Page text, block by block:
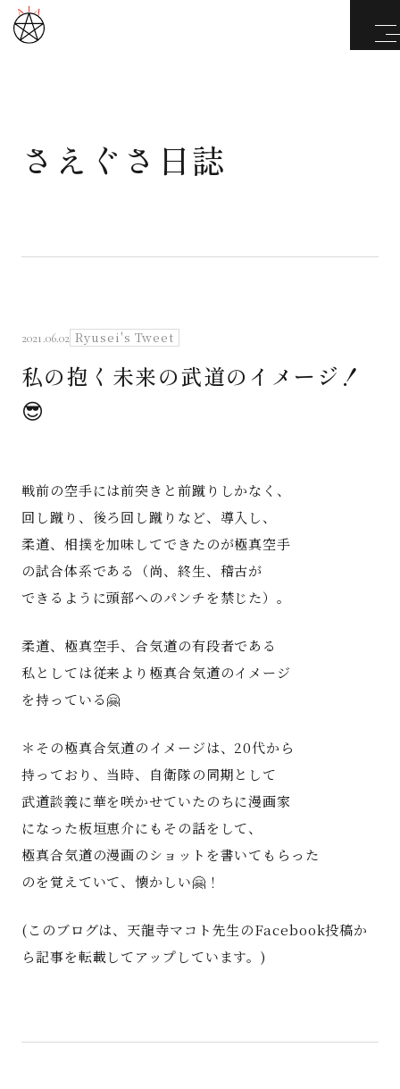
武道と医道
さえぐさ日誌
映像庫
Godo AIAとは
お知らせ
特定商取引法に基づく表記
さえぐさ日誌
2021.06.02 Ryusei's Tweet
私の抱く未来の武道のイメージ！
😎
戦前の空手には前突きと前蹴りしかなく、
回し蹴り、後ろ回し蹴りなど、導入し、
柔道、相撲を加味してできたのが極真空手
の試合体系である（尚、終生、稽古が
できるように頭部へのパンチを禁じた）。
柔道、極真空手、合気道の有段者である
私としては従来より極真合気道のイメージ
を持っている🤗
＊その極真合気道のイメージは、20代から
持っており、当時、自衛隊の同期として
武道談義に華を咲かせていたのちに漫画家
になった板垣恵介にもその話をして、
極真合気道の漫画のショットを書いてもらった
のを覚えていて、懐かしい🤗！
(このブログは、天龍寺マコト先生のFacebook投稿か
ら記事を転載してアップしています。)